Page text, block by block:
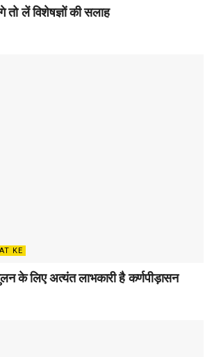
तो लें विशेषज्ञों की सलाह
KE
के लिए अत्यंत लाभकारी है कर्णपीड़ासन